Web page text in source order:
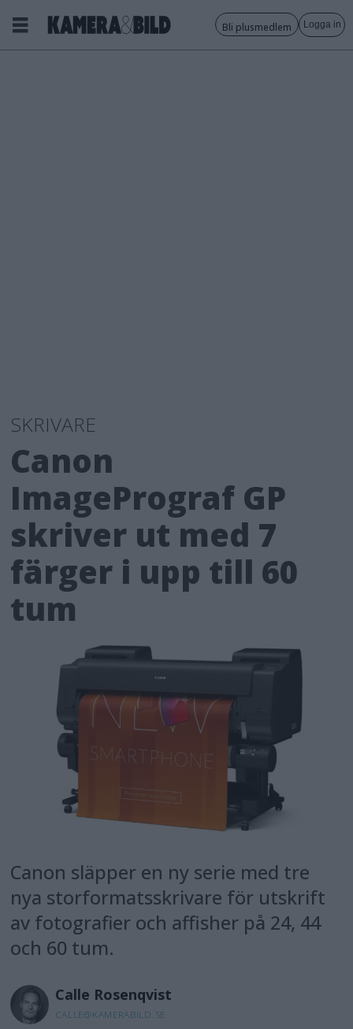
Bli plusmedlem Logga in
SKRIVARE
Canon
ImagePrograf GP
skriver ut med 7
färger i upp till 60
tum
Canon släpper en ny serie med tre
nya storformatsskrivare för utskrift
av fotografier och affisher på 24, 44
och 60 tum.
Calle Rosenqvist
CALLE@KAMERABILD.SE